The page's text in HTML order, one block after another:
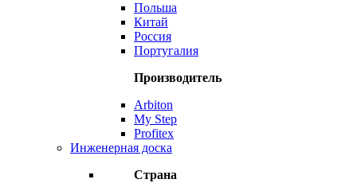
Польша
Китай
Россия
Португалия
Производитель
Arbiton
My Step
Profitex
Инженерная доска
Страна